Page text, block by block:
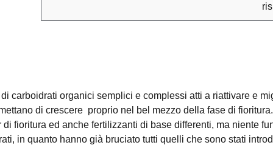
carboidrati organici semplici e complessi atti a riattivare e
di crescere proprio nel bel mezzo della fase di fioritura.
fioritura ed anche fertilizzanti di base differenti, ma niente
in quanto hanno già bruciato tutti quelli che sono stati